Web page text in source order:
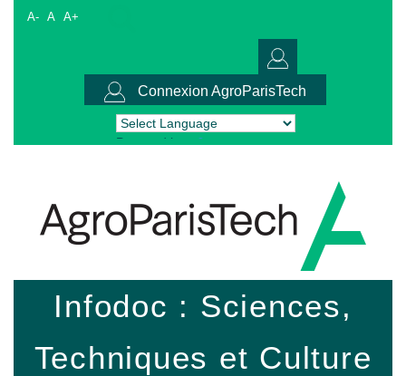
A- A A+
Connexion AgroParisTech
Powered by Translate
Infodoc : Sciences,
Techniques et Culture